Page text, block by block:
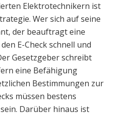
Elektrotechnikern ist
Wer sich auf seine
der beauftragt eine
E-Check schnell und
Gesetzgeber schreibt
eine Befähigung
Bestimmungen zur
müssen bestens
Darüber hinaus ist